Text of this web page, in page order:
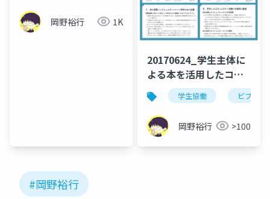
岡野裕行 1K
20170624_学生主体に
よる本を活用したコミ
ュニティづくりの可能
性と展望_ポスター
学生協働 ビブリオ
岡野裕行 >100
#岡野裕行